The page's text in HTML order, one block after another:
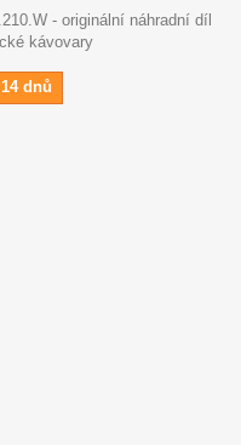
- originální náhradní díl
kávovary
dnů